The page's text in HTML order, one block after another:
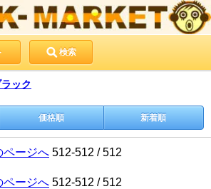
検索
ック
価格順 新着順
ページへ 512-512 / 512
ページへ 512-512 / 512